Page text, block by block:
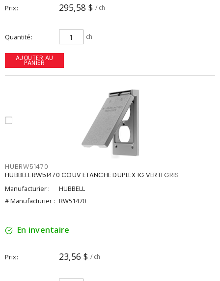
Prix 295,58 $ / ch
Quantité ch
AJOUTER AU
PANIER
HUBRW51470
HUBBELL RW51470 COUV ETANCHE DUPLEX 1G VERTI GRIS
Manufacturier :
HUBBELL
# Manufacturier : RW51470
En inventaire
Prix 23,56 $ / ch